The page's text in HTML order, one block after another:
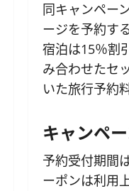
同キャンペー
ージを予約す
宿泊は15％割
み合わせたセ
いた旅行予約
キャンペ
予約受付期間
ーポンは利用